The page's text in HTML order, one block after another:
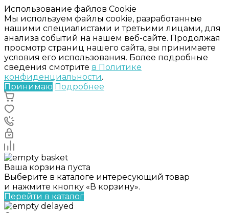
Использование файлов Cookie
Мы используем файлы cookie, разработанные
нашими специалистами и третьими лицами, для
анализа событий на нашем веб-сайте. Продолжая
просмотр страниц нашего сайта, вы принимаете
условия его использования. Более подробные
сведения смотрите в Политике
конфиденциальности.
Принимаю Подробнее
Ваша корзина пуста
Выберите в каталоге интересующий товар
и нажмите кнопку «В корзину».
Перейти в каталог